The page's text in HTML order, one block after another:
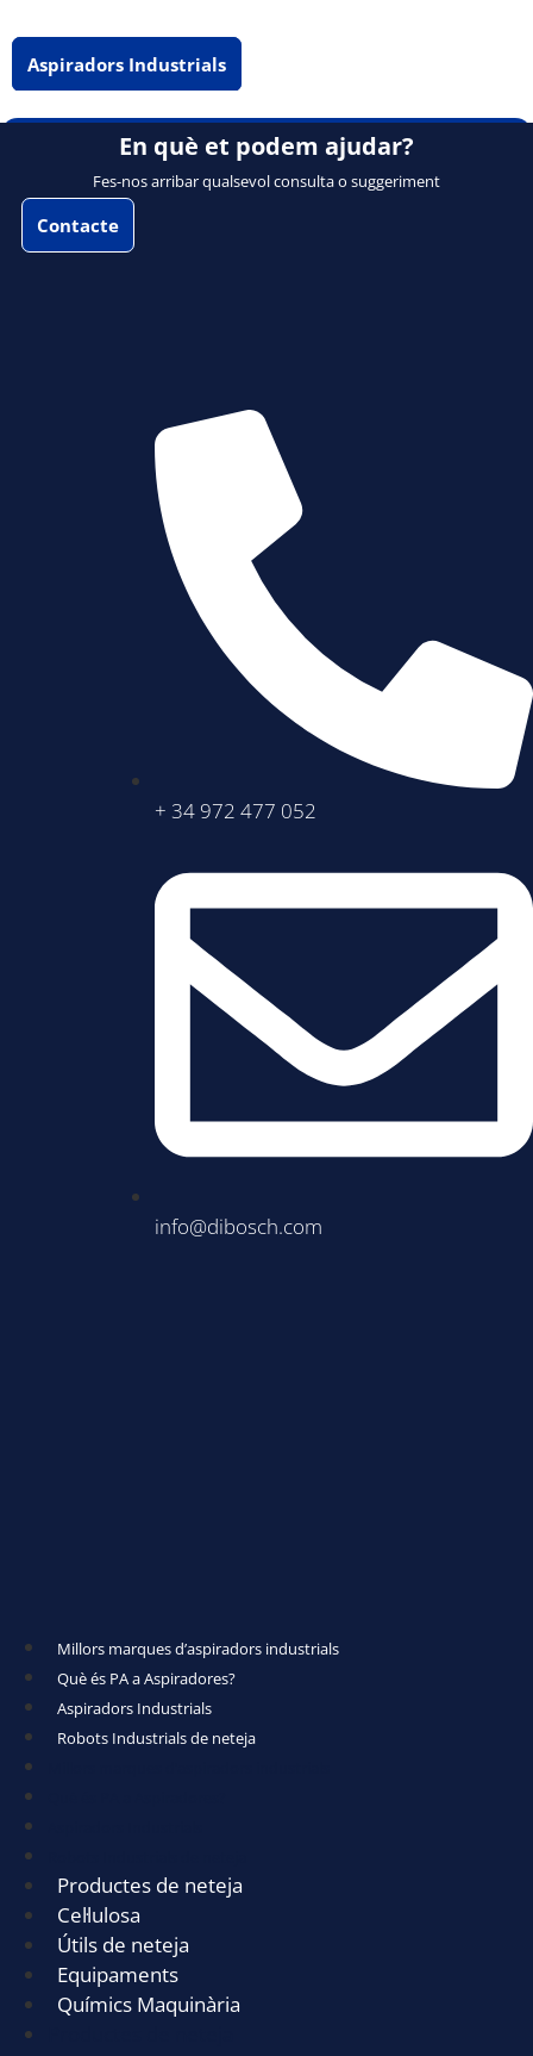
Aspiradors Industrials
En què et podem ajudar?
Fes-nos arribar qualsevol consulta o suggeriment
Contacte
+ 34 972 477 052
info@dibosch.com
Millors marques d’aspiradors industrials
Què és PA a Aspiradores?
Aspiradors Industrials
Robots Industrials de neteja
Productes de neteja
Cel·lulosa
Útils de neteja
Equipaments
Químics Maquinària